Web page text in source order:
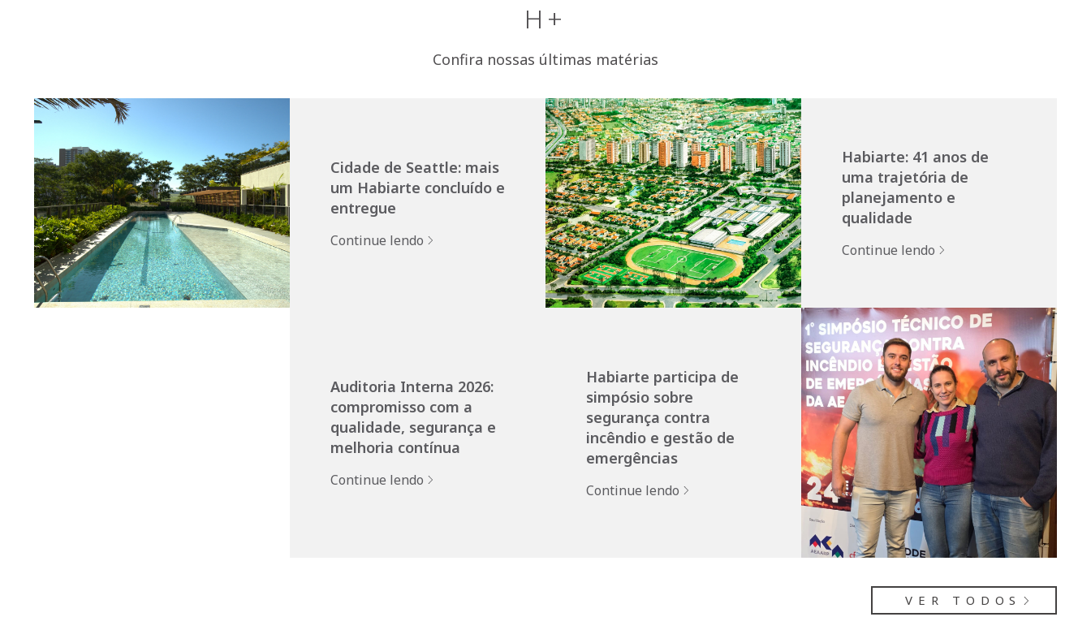
H+
Confira nossas últimas matérias
Cidade de Seattle: mais
um Habiarte concluído e
entregue
Continue lendo
Habiarte: 41 anos de
uma trajetória de
planejamento e
qualidade
Continue lendo
Auditoria Interna 2026:
compromisso com a
qualidade, segurança e
melhoria contínua
Continue lendo
Habiarte participa de
simpósio sobre
segurança contra
incêndio e gestão de
emergências
Continue lendo
VER TODOS